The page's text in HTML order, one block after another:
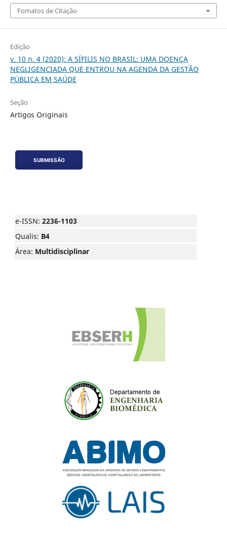
Fomatos de Citação
Edição
v. 10 n. 4 (2020): A SÍFILIS NO BRASIL: UMA DOENÇA
NEGLIGENCIADA QUE ENTROU NA AGENDA DA GESTÃO
PÚBLICA EM SAÚDE
Seção
Artigos Originais
SUBMISSÃO
e-ISSN: 2236-1103
Qualis: B4
Área: Multidisciplinar